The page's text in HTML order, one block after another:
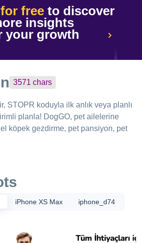
freeto discover
insights
your growth
3571 chars
STOPR koduyla ilk anlık veya planlı
planla! DogGO, pet ailelerine
köpek gezdirme, pet pansiyon, pet
sunan kontrollü bir pazar yeri
sınıflandırılarak sisteme
sadece %10.8'i Walker
DogGO'nun İstanbul'un her
15.000'i aşan Walker'ı
DogGO'da gezdirme hizmeti,
iPhone XS Max iphone_d74